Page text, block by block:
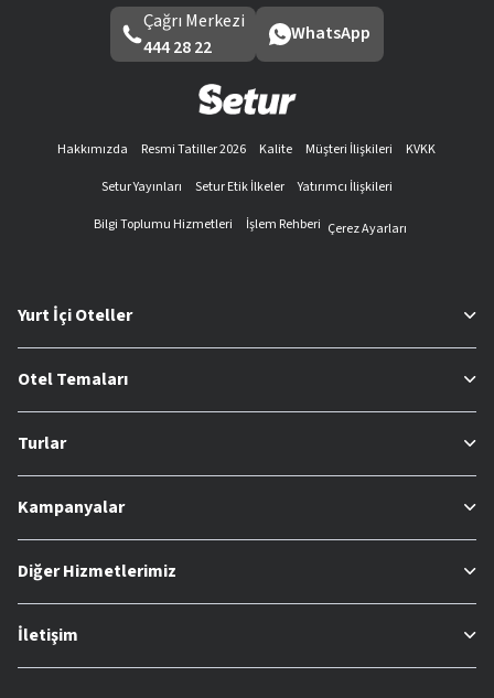
Çağrı Merkezi
444 28 22
WhatsApp
Hakkımızda Resmi Tatiller 2026 Kalite Müşteri İlişkileri
KVKK
Setur Yayınları
Setur Etik İlkeler
Yatırımcı İlişkileri
Bilgi Toplumu Hizmetleri
İşlem Rehberi Çerez Ayarları
Yurt İçi Oteller
Otel Temaları
Turlar
Kampanyalar
Diğer Hizmetlerimiz
İletişim